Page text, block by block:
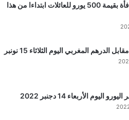
إيطاليا.. مكافأة بقيمة 500 يورو للعائلات ابتداءا من هذا
الدرهم المغربي اليوم الثلاثاء 15 نونبر
اليوم الأربعاء 14 دجنبر 2022